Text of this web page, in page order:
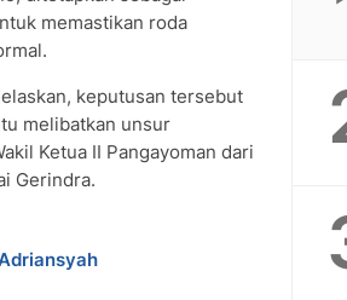
memastikan roda
keputusan tersebut
melibatkan unsur
Ketua II Pangayoman dari
Gerindra.